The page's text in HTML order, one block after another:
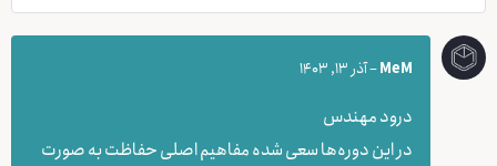
MeM
–آذر 13, 1403
درود مهندس
در این دوره‌ها سعی شده مفاهیم اصلی حفاظت به صورت